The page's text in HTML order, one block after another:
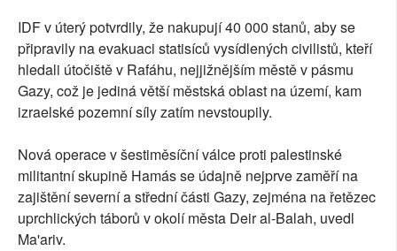
IDF v úterý potvrdily, že nakupují 40 000 stanů, aby se
připravily na evakuaci statisíců vysídlených civilistů, kteří
hledali útočiště v Rafáhu, nejjižnějším městě v pásmu
Gazy, což je jediná větší městská oblast na území, kam
izraelské pozemní síly zatím nevstoupily.
Nová operace v šestiměsíční válce proti palestinské
militantní skupině Hamás se údajně nejprve zaměří na
zajištění severní a střední části Gazy, zejména na řetězec
uprchlických táborů v okolí města Deir al-Balah, uvedl
Ma'ariv.